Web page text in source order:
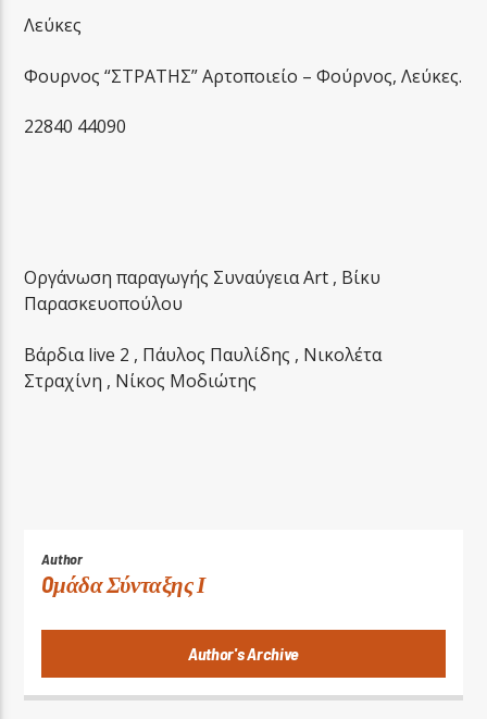
Λεύκες
Φουρνος “ΣΤΡΑΤΗΣ” Αρτοποιείο – Φούρνος, Λεύκες.
22840 44090
Οργάνωση παραγωγής Συναύγεια Art , Βίκυ
Παρασκευοπούλου
Βάρδια live 2 , Πάυλος Παυλίδης , Νικολέτα
Στραχίνη , Νίκος Μοδιώτης
Author
Oμάδα Σύνταξης Ι
Author's Archive